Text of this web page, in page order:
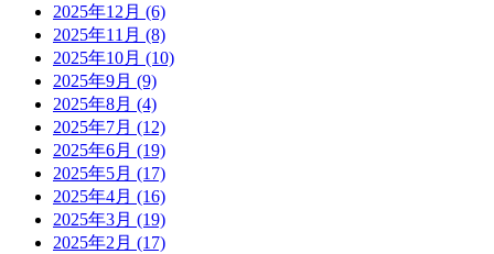
2025年12月 (6)
2025年11月 (8)
2025年10月 (10)
2025年9月 (9)
2025年8月 (4)
2025年7月 (12)
2025年6月 (19)
2025年5月 (17)
2025年4月 (16)
2025年3月 (19)
2025年2月 (17)